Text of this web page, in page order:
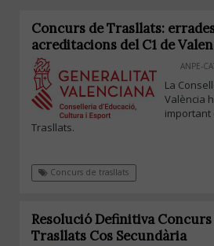
Concurs de Trasllats:
acreditacions del C1 de
ANPE-
La
València
important
Trasllats.
Concurs de trasllats
Resolució Definitiva
Trasllats Cos Secundària